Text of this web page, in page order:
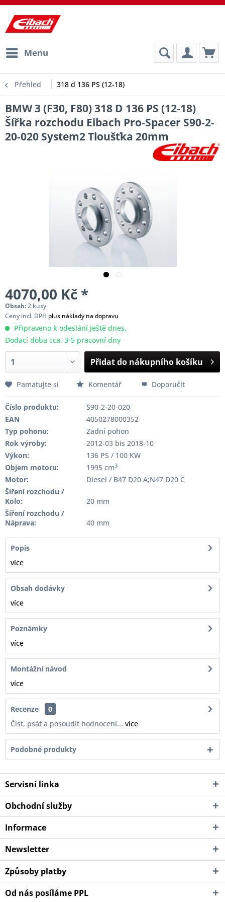
Menu
Přehled 318 d 136 PS (12-18)
BMW 3 (F30, F80) 318 D 136 PS (12-18)
Šířka rozchodu Eibach Pro-Spacer S90-2-
20-020 System2 Tloušťka 20mm
4070,00 Kč *
Obsah:2 kusy
Ceny incl. DPH plus náklady na dopravu
Připraveno k odeslání ještě dnes,
Dodací doba cca. 3-5 pracovní dny
Přidat do nákupního košíku
Pamatujte si Komentář Doporučit
Číslo produktu:
S90-2-20-020
EAN
4050278000352
Typ pohonu:
Zadní pohon
Rok výroby:
2012-03 bis 2018-10
Výkon:
136 PS / 100 KW
Objem motoru:
1995 cm3
Motor:
Diesel / B47 D20 A;N47 D20 C
Šíření rozchodu /
Kolo:
20 mm
Šíření rozchodu /
Náprava:
40 mm
Popis
více
Obsah dodávky
více
Poznámky
více
Montážní návod
více
Recenze
0
Číst, psát a posoudít hodnocení... více
Podobné produkty
Servisní linka
Obchodní služby
Informace
Newsletter
Způsoby platby
Od nás posíláme PPL